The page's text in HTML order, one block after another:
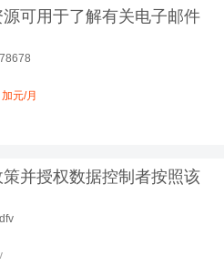
可用于了解有关电子邮件
信息？
78678
加元/月
并授权数据控制者按照该
dfv